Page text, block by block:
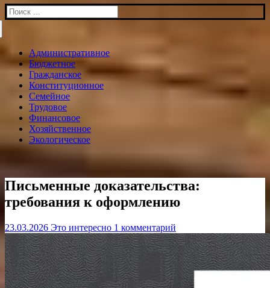
Искать:
Административное
Бюджетное
Гражданское
Конституционное
Семейное
Трудовое
Финансовое
Хозяйственное
Экологическое
Письменные доказательства:
требования к оформлению
23.03.2026 Это интересно 1 комментарий